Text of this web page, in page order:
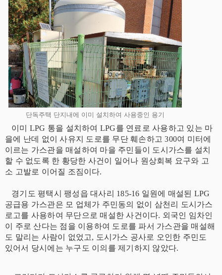
단독주택 단지내에 이미 설치하여 사용중인 용기
이미 LPG 통을 설치하여 LPG를 연료로 사용하고 있는 마
을에 난데 없이 사유지 도로를 무단 훼손하고 300여 미터에
이르는 가스관을 매설하여 마을 주민들이 도시가스를 설치
할 수 없도록 한 황당한 사건이 일어나 원상회복 요구와 고
소 고발로 이어질 조짐이다.
경기도 평택시 팽성읍 대사리 185-16 일원에 매설된 LPG
공급용 가스관은 모 업체가 주민동의 없이
삼천리 도시가스
로고를 사용하여 무단으로 매설한 사건이다. 외국인 임차인
이 주로 산다는 점을 이용하여 도로를 파서 가스관을 매설해
도 말리는 사람이 없었고, 도시가스 공사로 오인한 주민도
있어서 당시에는 누구도 이의를 제기하지 않았다.